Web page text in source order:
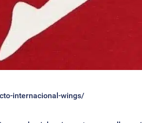
internacional-wings/